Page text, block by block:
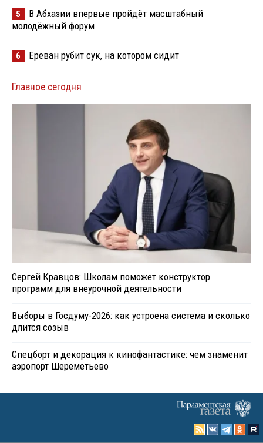
5
В Абхазии впервые пройдёт масштабный
молодёжный форум
6 Ереван рубит сук, на котором сидит
Главное сегодня
Сергей Кравцов: Школам поможет конструктор
программ для внеурочной деятельности
Выборы в Госдуму-2026: как устроена система и сколько
длится созыв
Спецборт и декорация к кинофантастике: чем знаменит
аэропорт Шереметьево